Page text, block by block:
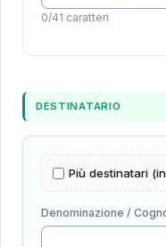
0/41 caratteri
DESTINATARIO
Più destinatari
Denominazione /